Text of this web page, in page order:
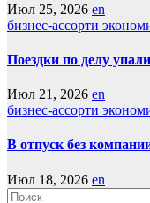
Июл 25, 2026 en
бизнес-ассорти
Поездки по делу упали
Июл 21, 2026 en
бизнес-ассорти
В отпуск без
Июл 18, 2026 en